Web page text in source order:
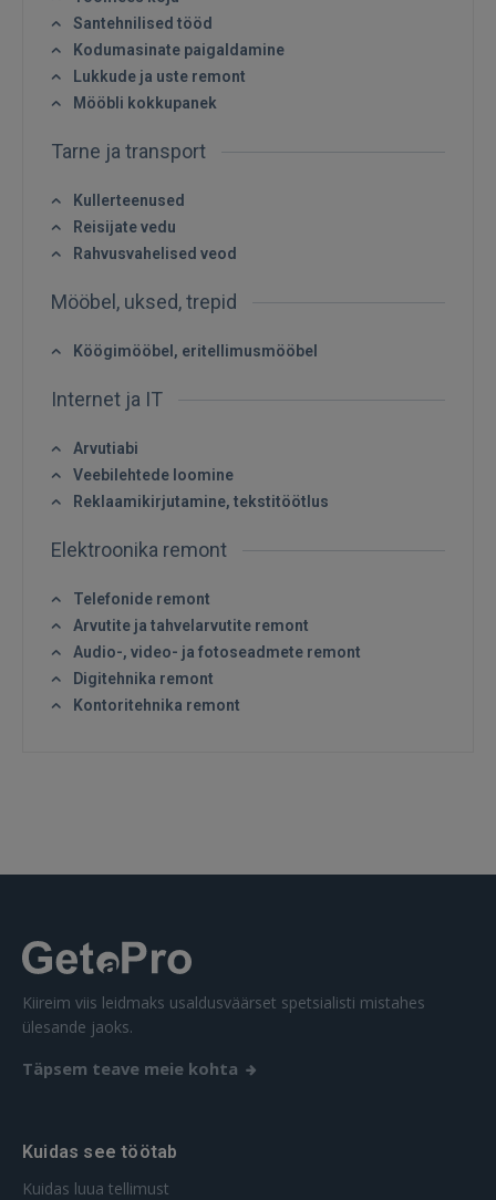
Sisene
SISENE
Unustasite parooli?
FACEBOOK
Santehnilised tööd
Kodumasinate paigaldamine
Lukkude ja uste remont
Mööbli kokkupanek
Tarne ja transport
Kullerteenused
Reisijate vedu
Rahvusvahelised veod
Mööbel, uksed, trepid
Köögimööbel, eritellimusmööbel
Internet ja IT
Arvutiabi
Veebilehtede loomine
Reklaamikirjutamine, tekstitöötlus
Elektroonika remont
Telefonide remont
Arvutite ja tahvelarvutite remont
Audio-, video- ja fotoseadmete remont
Digitehnika remont
Kontoritehnika remont
Kiireim viis leidmaks usaldusväärset spetsialisti mistahes
ülesande jaoks.
Täpsem teave meie kohta
Kuidas see töötab
Kuidas luua tellimust